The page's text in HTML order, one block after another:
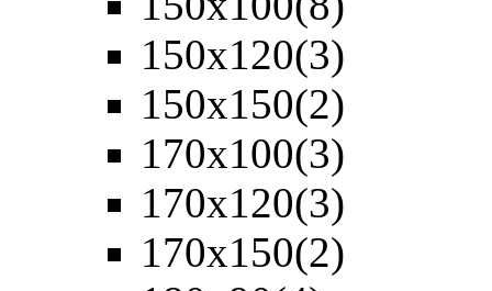
150х120(3)
150х150(2)
170х100(3)
170х120(3)
170х150(2)